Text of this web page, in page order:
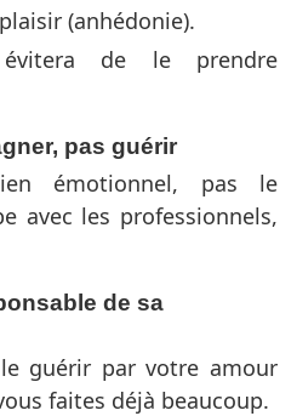
(anhédonie).
de le prendre
pas guérir
émotionnel, pas le
avec les professionnels,
de sa
guérir par votre amour
faites déjà beaucoup.